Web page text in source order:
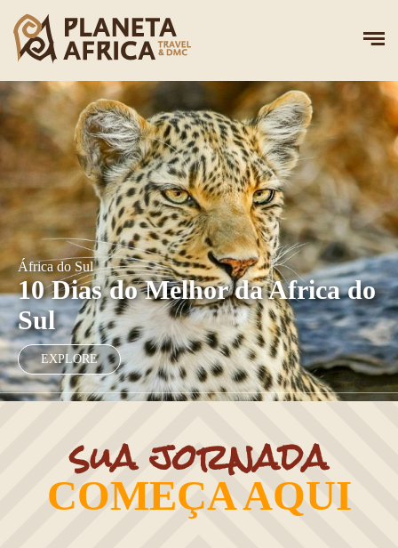
África do Sul
10 Dias do Melhor da Africa do
Sul
EXPLORE
sua jornada
COMEÇA AQUI